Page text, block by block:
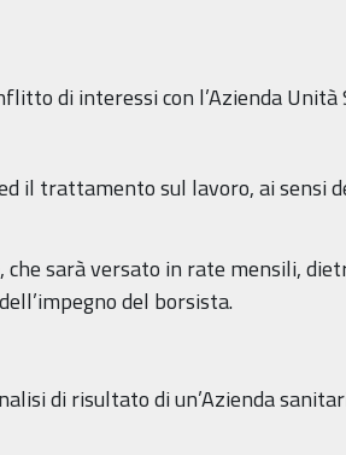
di interessi con l’Azienda
il trattamento sul lavoro, ai sensi
che sarà versato in rate mensili,
del borsista.
di risultato di un’Azienda